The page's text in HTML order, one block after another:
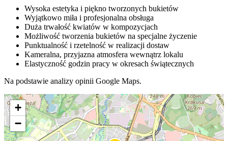
Wysoka estetyka i piękno tworzonych bukietów
Wyjątkowo miła i profesjonalna obsługa
Duża trwałość kwiatów w kompozycjach
Możliwość tworzenia bukietów na specjalne życzenie
Punktualność i rzetelność w realizacji dostaw
Kameralna, przyjazna atmosfera wewnątrz lokalu
Elastyczność godzin pracy w okresach świątecznych
Na podstawie analizy opinii Google Maps.
+
−